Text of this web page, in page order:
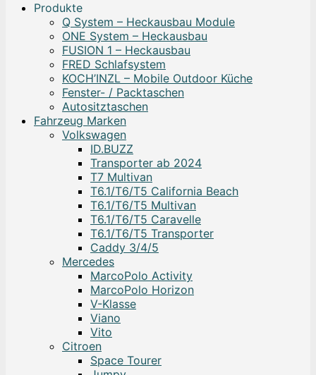
Produkte
Q System – Heckausbau Module
ONE System – Heckausbau
FUSION 1 – Heckausbau
FRED Schlafsystem
KOCH’INZL – Mobile Outdoor Küche
Fenster- / Packtaschen
Autositztaschen
Fahrzeug Marken
Volkswagen
ID.BUZZ
Transporter ab 2024
T7 Multivan
T6.1/T6/T5 California Beach
T6.1/T6/T5 Multivan
T6.1/T6/T5 Caravelle
T6.1/T6/T5 Transporter
Caddy 3/4/5
Mercedes
MarcoPolo Activity
MarcoPolo Horizon
V-Klasse
Viano
Vito
Citroen
Space Tourer